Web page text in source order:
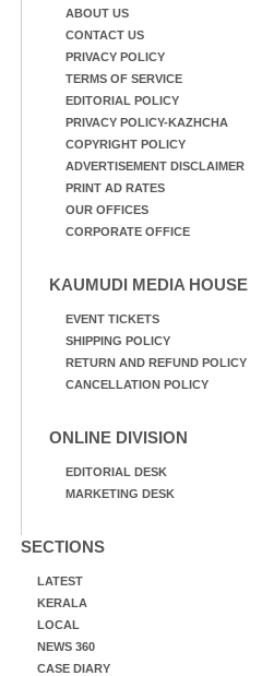
ABOUT US
CONTACT US
PRIVACY POLICY
TERMS OF SERVICE
EDITORIAL POLICY
PRIVACY POLICY-KAZHCHA
COPYRIGHT POLICY
ADVERTISEMENT DISCLAIMER
PRINT AD RATES
OUR OFFICES
CORPORATE OFFICE
KAUMUDI MEDIA HOUSE
EVENT TICKETS
SHIPPING POLICY
RETURN AND REFUND POLICY
CANCELLATION POLICY
ONLINE DIVISION
EDITORIAL DESK
MARKETING DESK
SECTIONS
LATEST
KERALA
LOCAL
NEWS 360
CASE DIARY